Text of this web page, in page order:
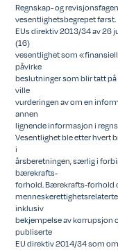
Regnskap- og
vesentlighetsbegrepet først.
EUs direktiv 2013/34 av 26
(16)
vesentlighet som
påvirke
beslutninger som blir tatt
ville
vurderingen av om en
annen
lignende informasjon i
Vesentlighet ble etter hvert
i
årsberetningen, særlig i
bærekrafts-
forhold. Bærekrafts-forhold
inklusiv
bekjempelse av korrupsjon
publiserte
EU direktiv 2014/34 som